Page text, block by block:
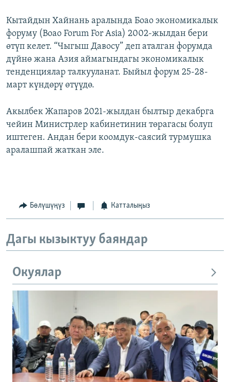
Кытайдын Хайнань аралында Боао экономикалык
форуму (Boao Forum For Asia) 2002-жылдан бери
өтүп келет. “Чыгыш Давосу” деп аталган форумда
дүйнө жана Азия аймагындагы экономикалык
тенденциялар талкууланат. Быйыл форум 25-28-
март күндөрү өтүүдө.
Акылбек Жапаров 2021-жылдан былтыр декабрга
чейин Министрлер кабинетинин төрагасы болуп
иштеген. Андан бери коомдук-саясий турмушка
аралашпай жаткан эле.
Бөлүшүңүз Катталыңыз
Дагы кызыктуу баяндар
Окуялар